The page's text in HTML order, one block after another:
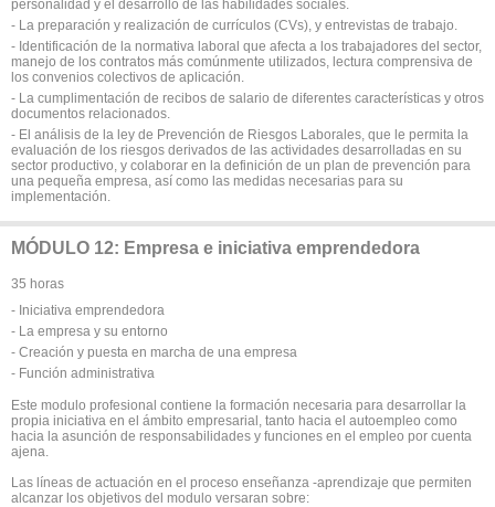
personalidad y el desarrollo de las habilidades sociales.
- La preparación y realización de currículos (CVs), y entrevistas de trabajo.
- Identificación de la normativa laboral que afecta a los trabajadores del sector,
manejo de los contratos más comúnmente utilizados, lectura comprensiva de
los convenios colectivos de aplicación.
- La cumplimentación de recibos de salario de diferentes características y otros
documentos relacionados.
- El análisis de la ley de Prevención de Riesgos Laborales, que le permita la
evaluación de los riesgos derivados de las actividades desarrolladas en su
sector productivo, y colaborar en la definición de un plan de prevención para
una pequeña empresa, así como las medidas necesarias para su
implementación.
MÓDULO 12: Empresa e iniciativa emprendedora
35 horas
- Iniciativa emprendedora
- La empresa y su entorno
- Creación y puesta en marcha de una empresa
- Función administrativa
Este modulo profesional contiene la formación necesaria para desarrollar la
propia iniciativa en el ámbito empresarial, tanto hacia el autoempleo como
hacia la asunción de responsabilidades y funciones en el empleo por cuenta
ajena.
Las líneas de actuación en el proceso enseñanza -aprendizaje que permiten
alcanzar los objetivos del modulo versaran sobre: